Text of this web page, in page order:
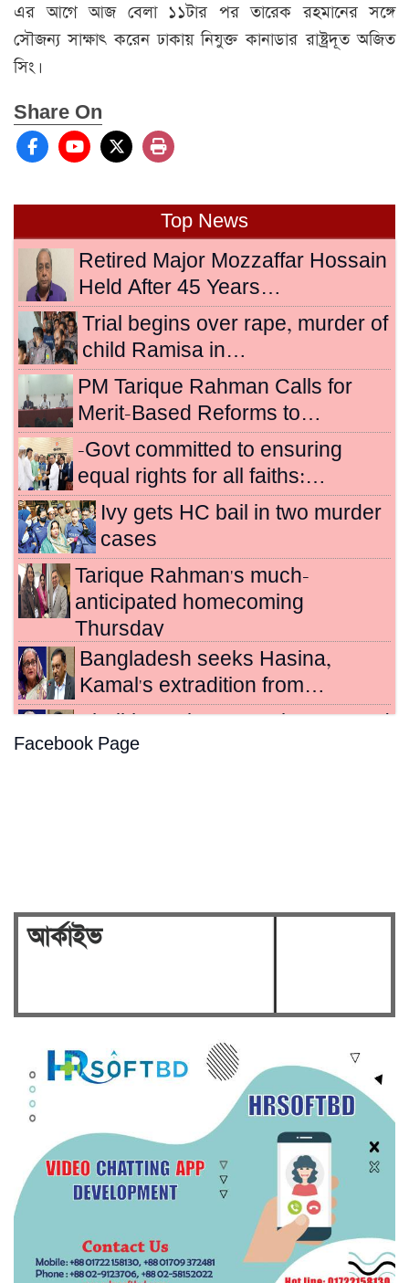
এর আগে আজ বেলা ১১টার পর তারেক রহমানের সঙ্গে
সৌজন্য সাক্ষাৎ করেন ঢাকায় নিযুক্ত কানাডার রাষ্ট্রদূত অজিত
সিং।
Share On
Top News
Retired Major Mozzaffar Hossain
Held After 45 Years…
Trial begins over rape, murder of
child Ramisa in…
PM Tarique Rahman Calls for
Merit-Based Reforms to…
-Govt committed to ensuring
equal rights for all faiths:…
Ivy gets HC bail in two murder
cases
Tarique Rahman's much-
anticipated homecoming
Thursday
Bangladesh seeks Hasina,
Kamal's extradition from…
to death for crimes…
Facebook Page
আর্কাইভ